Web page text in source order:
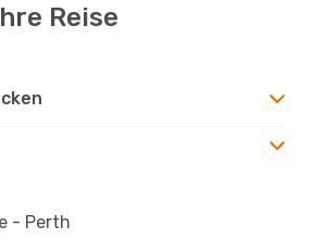
Reise
- Perth